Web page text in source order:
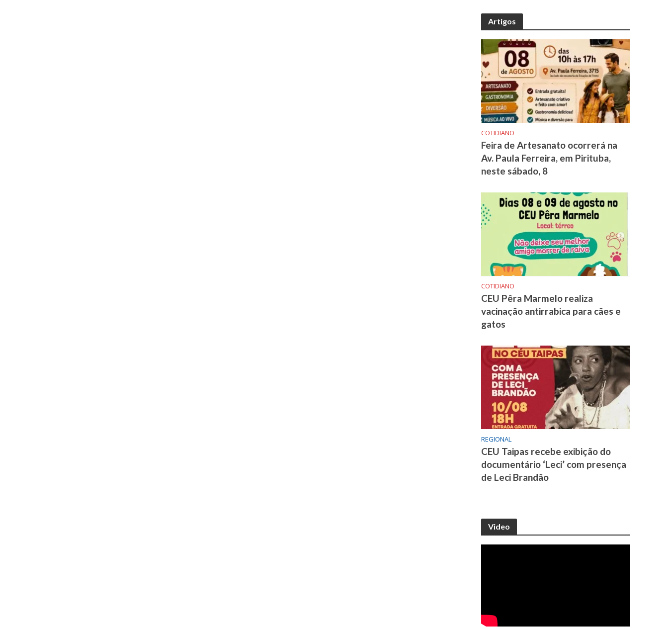
Artigos
COTIDIANO
Feira de Artesanato ocorrerá na
Av. Paula Ferreira, em Pirituba,
neste sábado, 8
COTIDIANO
CEU Pêra Marmelo realiza
vacinação antirrabica para cães e
gatos
REGIONAL
CEU Taipas recebe exibição do
documentário ‘Leci’ com presença
de Leci Brandão
Video